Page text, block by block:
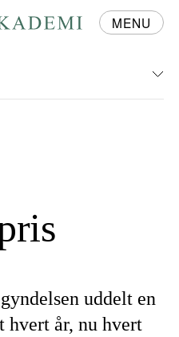
MENU
uddelt en
år, nu hvert